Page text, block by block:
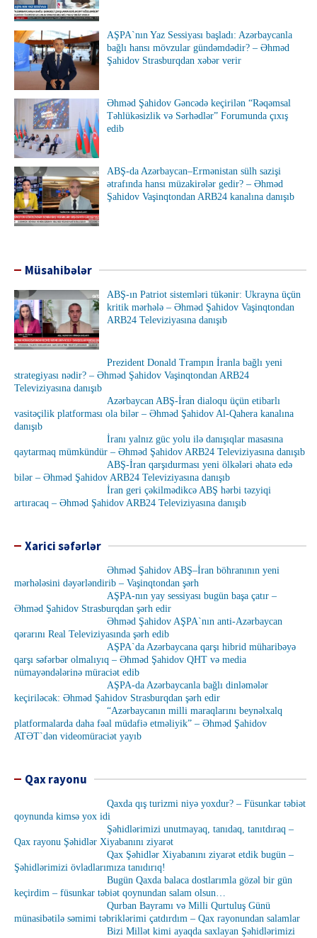
AŞPA`nın Yaz Sessiyası başladı: Azərbaycanla
bağlı hansı mövzular gündəmdədir? – Əhməd
Şahidov Strasburqdan xəbər verir
Əhməd Şahidov Gəncədə keçirilən “Rəqəmsal
Təhlükəsizlik və Sərhədlər” Forumunda çıxış
edib
ABŞ-da Azərbaycan–Ermənistan sülh sazişi
ətrafında hansı müzakirələr gedir? – Əhməd
Şahidov Vaşinqtondan ARB24 kanalına danışıb
Müsahibələr
ABŞ-ın Patriot sistemləri tükənir: Ukrayna üçün
kritik mərhələ – Əhməd Şahidov Vaşinqtondan
ARB24 Televiziyasına danışıb
Prezident Donald Trampın İranla bağlı yeni
strategiyası nədir? – Əhməd Şahidov Vaşinqtondan ARB24
Televiziyasına danışıb
Azərbaycan ABŞ-İran dialoqu üçün etibarlı
vasitəçilik platforması ola bilər – Əhməd Şahidov Al-Qahera kanalına
danışıb
İranı yalnız güc yolu ilə danışıqlar masasına
qaytarmaq mümkündür – Əhməd Şahidov ARB24 Televiziyasına danışıb
ABŞ-İran qarşıdurması yeni ölkələri əhatə edə
bilər – Əhməd Şahidov ARB24 Televiziyasına danışıb
İran geri çəkilmədikcə ABŞ hərbi təzyiqi
artıracaq – Əhməd Şahidov ARB24 Televiziyasına danışıb
Xarici səfərlər
Əhməd Şahidov ABŞ–İran böhranının yeni
mərhələsini dəyərləndirib – Vaşinqtondan şərh
AŞPA-nın yay sessiyası bugün başa çatır –
Əhməd Şahidov Strasburqdan şərh edir
Əhməd Şahidov AŞPA`nın anti-Azərbaycan
qərarını Real Televiziyasında şərh edib
AŞPA`da Azərbaycana qarşı hibrid müharibəyə
qarşı səfərbər olmalıyıq – Əhməd Şahidov QHT və media
nümayəndələrinə müraciət edib
AŞPA-da Azərbaycanla bağlı dinləmələr
keçiriləcək: Əhməd Şahidov Strasburqdan şərh edir
“Azərbaycanın milli maraqlarını beynəlxalq
platformalarda daha fəal müdafiə etməliyik” – Əhməd Şahidov
ATƏT`dən videomüraciət yayıb
Qax rayonu
Qaxda qış turizmi niyə yoxdur? – Füsunkar təbiət
qoynunda kimsə yox idi
Şəhidlərimizi unutmayaq, tanıdaq, tanıtdıraq –
Qax rayonu Şəhidlər Xiyabanını ziyarət
Qax Şəhidlər Xiyabanını ziyarət etdik bugün –
Şəhidlərimizi övladlarımıza tanıdırıq!
Bugün Qaxda balaca dostlarımla gözəl bir gün
keçirdim – füsunkar təbiət qoynundan salam olsun…
Qurban Bayramı və Milli Qurtuluş Günü
münasibətilə səmimi təbriklərimi çatdırdım – Qax rayonundan salamlar
Bizi Millət kimi ayaqda saxlayan Şəhidlərimizi